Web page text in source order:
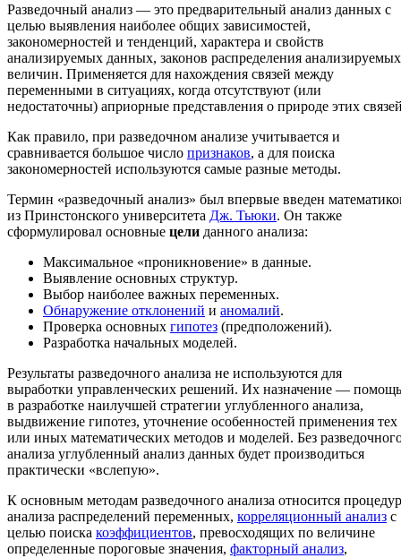
Разведочный анализ — это предварительный анализ данных с
целью выявления наиболее общих зависимостей,
закономерностей и тенденций, характера и свойств
анализируемых данных, законов распределения анализируемых
величин. Применяется для нахождения связей между
переменными в ситуациях, когда отсутствуют (или
недостаточны) априорные представления о природе этих
Как правило, при разведочном анализе учитывается и
сравнивается большое число признаков, а для поиска
закономерностей используются самые разные методы.
Термин «разведочный анализ» был впервые введен
из Принстонского университета Дж. Тьюки. Он также
сформулировал основные цели данного анализа:
Максимальное «проникновение» в данные.
Выявление основных структур.
Выбор наиболее важных переменных.
Обнаружение отклонений и аномалий.
Проверка основных гипотез (предположений).
Разработка начальных моделей.
Результаты разведочного анализа не используются для
выработки управленческих решений. Их назначение — помощь
в разработке наилучшей стратегии углубленного анализа,
выдвижение гипотез, уточнение особенностей применения тех
или иных математических методов и моделей. Без
анализа углубленный анализ данных будет производиться
практически «вслепую».
К основным методам разведочного анализа относится
анализа распределений переменных, корреляционный анализ c
целью поиска коэффициентов, превосходящих по величине
определенные пороговые значения, факторный анализ,